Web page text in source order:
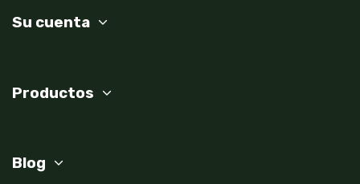
Su cuenta
Productos
Blog